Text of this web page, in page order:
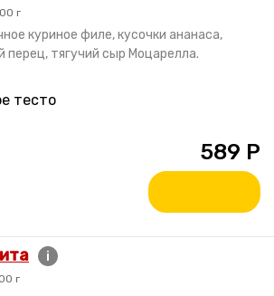
г
куриное филе, кусочки ананаса,
перец, тягучий сыр Моцарелла.
589 Р
i
г